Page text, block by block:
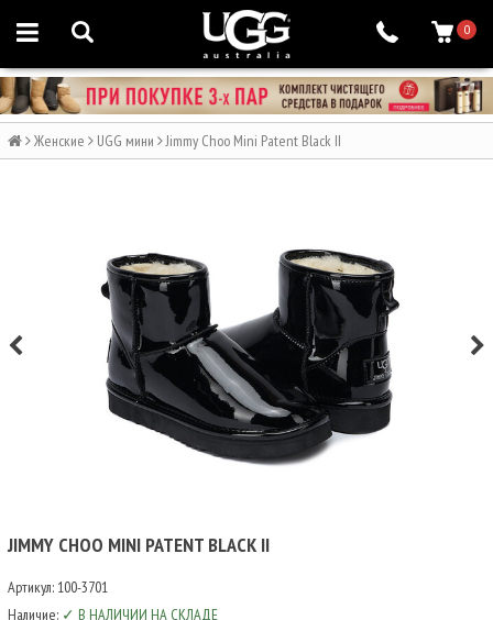
0
Женские UGG мини Jimmy Choo Mini Patent Black II
JIMMY CHOO MINI PATENT BLACK II
Артикул: 100-3701
Наличие: ✓ В НАЛИЧИИ НА СКЛАДЕ